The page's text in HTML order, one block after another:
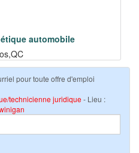
automobile
pour toute offre d'emploi
technicienne juridique- Lieu :